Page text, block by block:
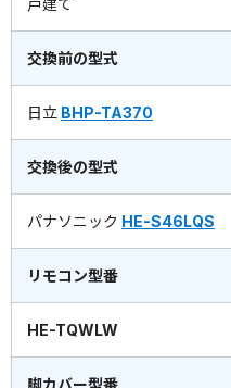
戸建て
交換前の型式
日立 BHP-TA370
交換後の型式
パナソニック HE-S46LQS
リモコン型番
HE-TQWLW